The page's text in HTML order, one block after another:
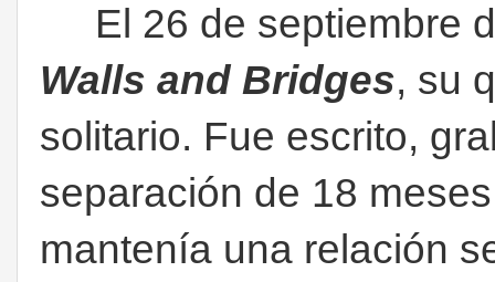
El 26 de septiembre
Walls and Bridges, su
solitario. Fue escrito,
separación de 18
mantenía una relación